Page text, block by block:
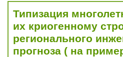
Типизация
их криогенному
регионального
прогноза ( на